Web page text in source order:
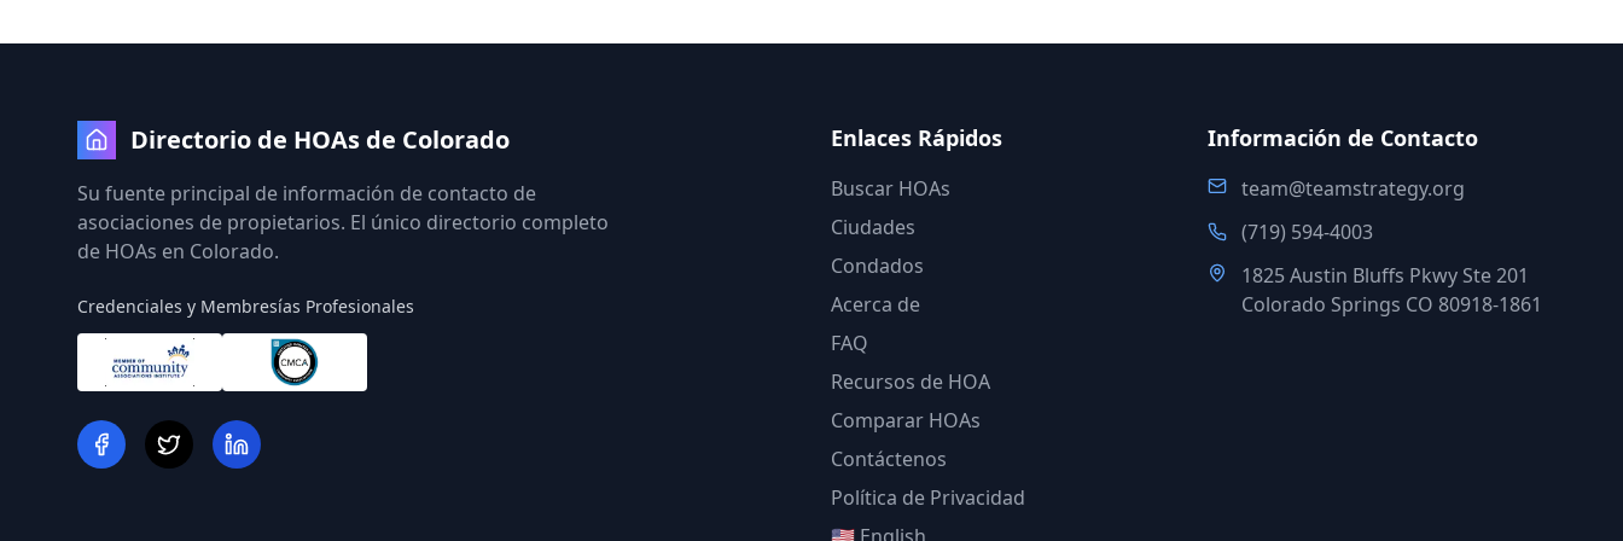
Directorio de HOAs de Colorado
Su fuente principal de información de contacto de
asociaciones de propietarios. El único directorio completo
de HOAs en Colorado.
Credenciales y Membresías Profesionales
Enlaces Rápidos
Buscar HOAs
Ciudades
Condados
Acerca de
FAQ
Recursos de HOA
Comparar HOAs
Contáctenos
Política de Privacidad
Información de Contacto
team@teamstrategy.org
(719) 594-4003
1825 Austin Bluffs Pkwy Ste 201
Colorado Springs CO 80918-1861